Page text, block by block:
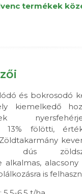
termékek
és bokrosodó
kiemelkedő
13% fölötti,
dús
alkalmas, alacsony
is